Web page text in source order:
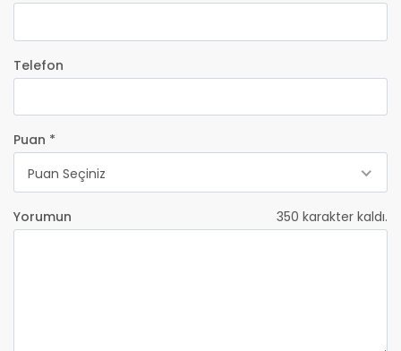
Telefon
Puan *
Puan Seçiniz
Yorumun 350 karakter kaldı.